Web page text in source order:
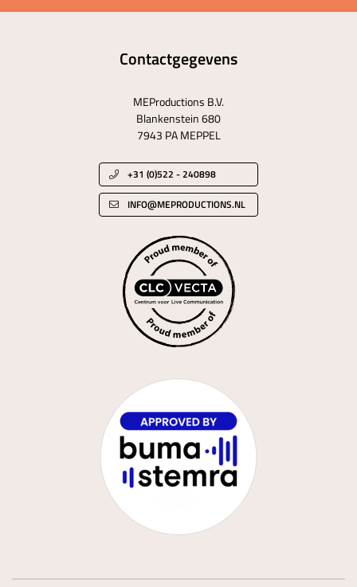
Contactgegevens
MEProductions B.V.
Blankenstein 680
7943 PA MEPPEL
+31 (0)522 - 240898
INFO@MEPRODUCTIONS.NL